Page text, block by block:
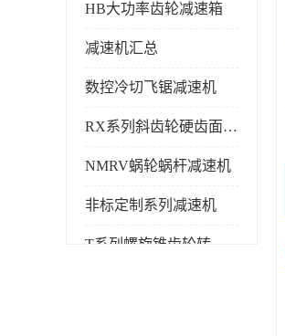
HB大功率齿轮减速箱
减速机汇总
数控冷切飞锯减速机
RX系列斜齿轮硬齿面减速机
NMRV蜗轮蜗杆减速机
非标定制系列减速机